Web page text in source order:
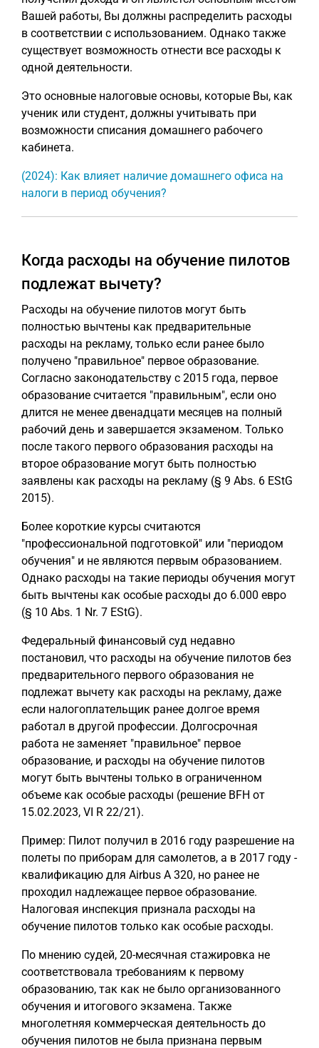
Вашей работы, Вы должны распределить расходы
в соответствии с использованием. Однако также
существует возможность отнести все расходы к
одной деятельности.
Это основные налоговые основы, которые Вы, как
ученик или студент, должны учитывать при
возможности списания домашнего рабочего
кабинета.
(2024): Как влияет наличие домашнего офиса на
налоги в период обучения?
Когда расходы на обучение пилотов
подлежат вычету?
Расходы на обучение пилотов могут быть
полностью вычтены как предварительные
расходы на рекламу, только если ранее было
получено "правильное" первое образование.
Согласно законодательству с 2015 года, первое
образование считается "правильным", если оно
длится не менее двенадцати месяцев на полный
рабочий день и завершается экзаменом. Только
после такого первого образования расходы на
второе образование могут быть полностью
заявлены как расходы на рекламу (§ 9 Abs. 6 EStG
2015).
Более короткие курсы считаются
"профессиональной подготовкой" или "периодом
обучения" и не являются первым образованием.
Однако расходы на такие периоды обучения могут
быть вычтены как особые расходы до 6.000 евро
(§ 10 Abs. 1 Nr. 7 EStG).
Федеральный финансовый суд недавно
постановил, что расходы на обучение пилотов без
предварительного первого образования не
подлежат вычету как расходы на рекламу, даже
если налогоплательщик ранее долгое время
работал в другой профессии. Долгосрочная
работа не заменяет "правильное" первое
образование, и расходы на обучение пилотов
могут быть вычтены только в ограниченном
объеме как особые расходы (решение BFH от
15.02.2023, VI R 22/21).
Пример: Пилот получил в 2016 году разрешение на
полеты по приборам для самолетов, а в 2017 году -
квалификацию для Airbus A 320, но ранее не
проходил надлежащее первое образование.
Налоговая инспекция признала расходы на
обучение пилотов только как особые расходы.
По мнению судей, 20-месячная стажировка не
соответствовала требованиям к первому
образованию, так как не было организованного
обучения и итогового экзамена. Также
многолетняя коммерческая деятельность до
обучения пилотов не была признана первым